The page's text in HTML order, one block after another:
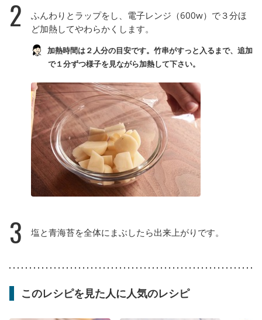
2
ふんわりとラップをし、電子レンジ（600w）で３分ほ
ど加熱してやわらかくします。
加熱時間は２人分の目安です。竹串がすっと入るまで、追加
で１分ずつ様子を見ながら加熱して下さい。
3 塩と青海苔を全体にまぶしたら出来上がりです。
このレシピを見た人に人気のレシピ